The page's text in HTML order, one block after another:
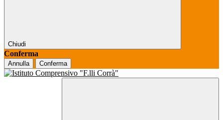
Chiudi
Conferma
Annulla Conferma